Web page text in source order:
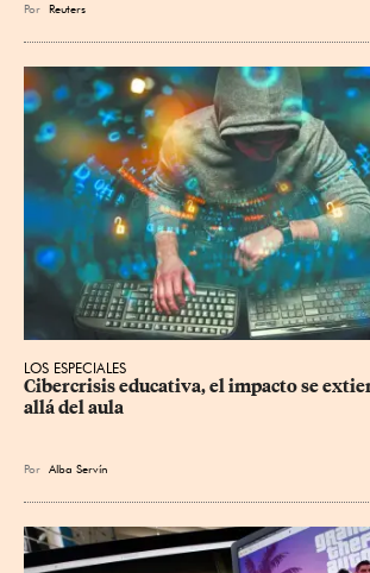
Por Reuters
LOS ESPECIALES
Cibercrisis educativa, el impacto se
allá del aula
Por Alba Servín